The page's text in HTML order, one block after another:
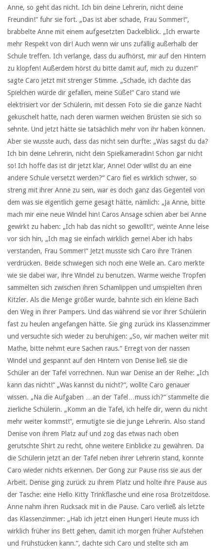
Anne, so geht das nicht. Ich bin deine Lehrerin, nicht deine
Freundin!“ fuhr sie fort. „Das ist aber schade, Frau Sommer!“,
brabbelte Anne mit einem aufgesetzten Dackelblick. „Ich erwarte
mehr Respekt von dir! Auch wenn wir uns zufällig außerhalb der
Schule treffen. Ich verlange, dass du aufhörst, mir auf den Hintern
zu klopfen! Außerdem hörst du bitte damit auf, mich zu duzen!“
sagte Caro jetzt mit strenger Stimme. „Schade, ich dachte das
Spielchen würde dir gefallen, meine Süße!“ Caro stand wie
elektrisiert vor der Schülerin, mit dessen Foto sie die ganze Nacht
gekuschelt hatte, nach deren warmen weichen Brüsten sie sich so
sehnte. Und jetzt hätte sie tatsächlich mehr von ihr haben können.
Aber sie wusste auch, dass das nicht sein durfte: „Was sagst du da?
Ich bin deine Lehrerin, nicht dein Spielkameradin! Schon gar nicht
so! Ich hoffe das ist dir jetzt klar, Anne! Oder willst du an eine
andere Schule versetzt werden?“ Caro fiel es wirklich schwer, so
streng mit ihrer Anne zu sein, war es doch ganz das Gegenteil von
dem was sie eigentlich gerne gesagt hätte, nämlich: „Ja Anne, bitte
mach mir eine neue Windel hin! Caros Ansage schien aber bei Anne
gewirkt zu haben: „Ich hab das nicht so gewollt!“, weinte Anne leise
vor sich hin, „Ich mag sie einfach wirklich gerne! Aber ich habs
verstanden, Frau Sommer!“ Jetzt musste sich Caro ihre Tränen
verdrücken. Beide schwiegen sich noch eine Weile an. Caro merkte
wie sie dabei war, ihre Windel zu benutzen. Warme weiche Tropfen
sammelten sich zwischen ihren Schamlippen und umspielten ihren
Kitzler. Als die Menge größer wurde, bahnte sich ein kleine Bach
den Weg in ihrer Pampers. Und das während sie vor ihrer Schülerin
fast zu heulen angefangen hätte. Sie ging zurück ins Klassenzimmer
und versuchte sich wieder zu beruhigen: „So, wir machen weiter mit
Mathe, bitte nehmt eure Sachen raus.“ Erregt von der nassen
Windel und gespannt auf den Hintern von Denise ließ sie die
Schüler an der Tafel vorrechnen. Nun war Denise an der Reihe: „Ich
kann das nicht!“ „Was kannst du nicht?“, wollte Caro genauer
wissen. „Na die Aufgaben …an der Tafel…muss ich?“ stammelte die
zierliche Schülerin. „Komm an die Tafel, ich helfe dir, wenn du nicht
mehr weiter kommst!“, ermutigte sie die junge Lehrerin. Also stand
Denise von ihrem Platz auf und zog das etwas nach oben
gerutschte Shirt zu recht, ohne weitere Einblicke zu gewähren. Da
die Schülerin jetzt an der Tafel neben ihrer Lehrerin stand, konnte
Caro wieder nichts erkennen. Der Gong zur Pause riss sie aus der
Arbeit. Denise ging zurück zu ihrem Platz und holte ihre Pause aus
der Tasche: eine Hello Kitty Trinkflasche und eine rosa Brotzeitdose.
Anne nahm ihren Rucksack mit in die Pause. Caro verließ als letzte
das Klassenzimmer: „Hab ich jetzt einen Hunger! Heute muss ich
wirklich früher ins Bett gehen, damit ich morgen früher Aufstehen
und Frühstücken kann.“, dachte sich Caro und stellte sich am